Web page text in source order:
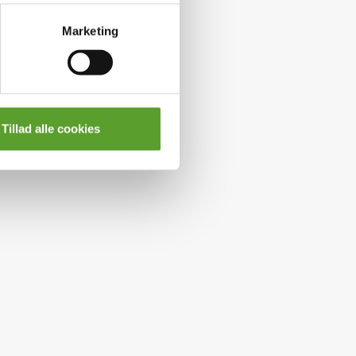
Marketing
Tillad alle cookies